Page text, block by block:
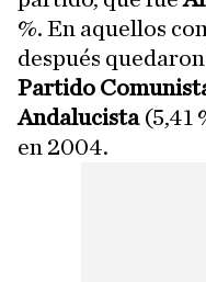
%. En aquellos
después quedaron
Partido
Andalucista(5,41
en 2004.